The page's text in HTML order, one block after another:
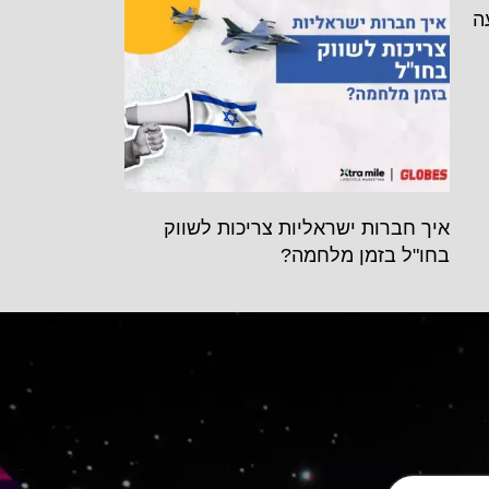
איך חברות ישראליות צריכות לשווק
בחו"ל בזמן מלחמה?